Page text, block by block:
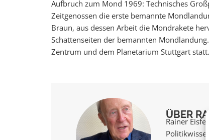
Aufbruch zum Mond 1969: Technisches
Zeitgenossen die erste bemannte
Braun, aus dessen Arbeit die Mondrakete
Schattenseiten der bemannten
Zentrum und dem Planetarium Stuttgart
ÜBER
Rainer